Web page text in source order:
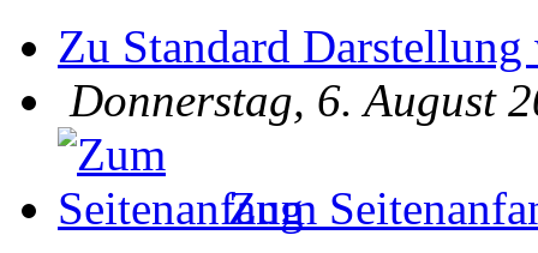
Zu Standard Darstellung
Donnerstag, 6. August
Zum